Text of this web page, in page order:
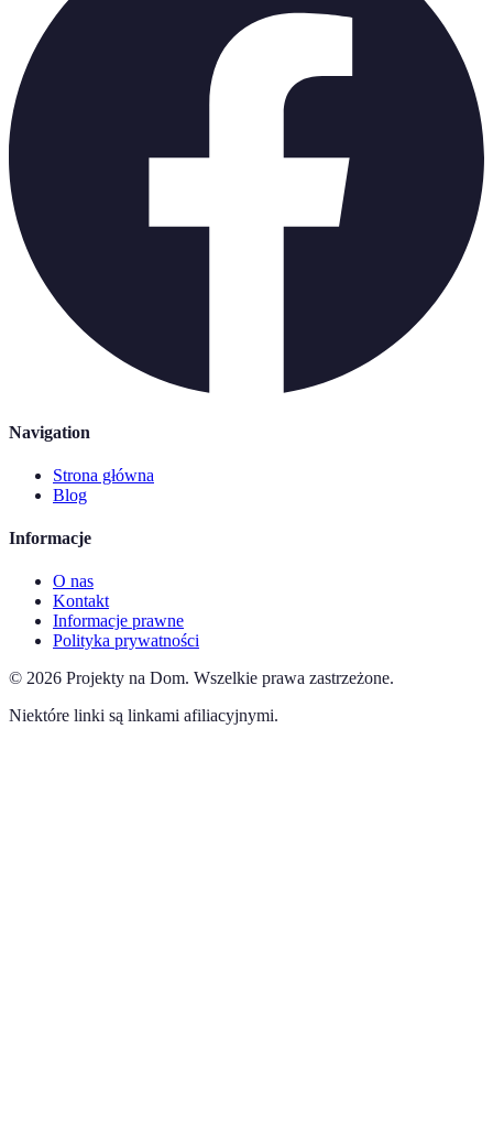
Navigation
Strona główna
Blog
Informacje
O nas
Kontakt
Informacje prawne
Polityka prywatności
© 2026 Projekty na Dom. Wszelkie prawa zastrzeżone.
Niektóre linki są linkami afiliacyjnymi.